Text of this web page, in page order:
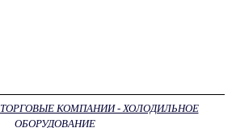
ТОРГОВЫЕ КОМПАНИИ - ХОЛОДИЛЬНОЕ
ОБОРУДОВАНИЕ